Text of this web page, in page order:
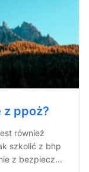
z ppoż?
również
szkolić z bhp
z bezpiecz...